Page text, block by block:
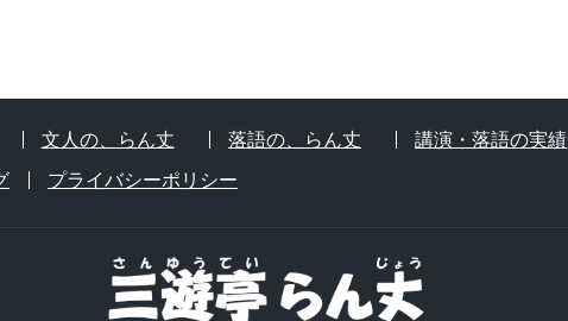
文人の、らん丈 落語の、らん丈 講演・落語の実績
プライバシーポリシー